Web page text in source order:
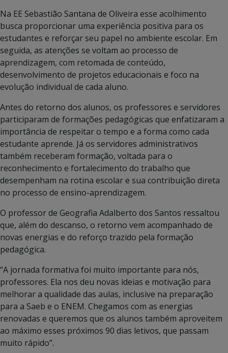
Na EE Sebastião Santana de Oliveira esse acolhimento
busca proporcionar uma experiência positiva para os
estudantes e reforçar seu papel no ambiente escolar. Em
seguida, as atenções se voltam ao processo de
aprendizagem, com retomada de conteúdo,
desenvolvimento de projetos educacionais e foco na
evolução individual de cada aluno.
Antes do retorno dos alunos, os professores e servidores
participaram de formações pedagógicas que enfatizaram a
importância de respeitar o tempo e a forma como cada
estudante aprende. Já os servidores administrativos
também receberam formação, voltada para o
reconhecimento e fortalecimento do trabalho que
desempenham na rotina escolar e sua contribuição direta
no processo de ensino-aprendizagem.
O professor de Geografia Adalberto dos Santos ressaltou
que, além do descanso, o retorno vem acompanhado de
novas energias e do reforço trazido pela formação
pedagógica.
“A jornada formativa foi muito importante para nós,
professores. Ela nos deu novas ideias e motivação para
melhorar a qualidade das aulas, inclusive na preparação
para a Saeb e o ENEM. Chegamos com as energias
renovadas e queremos que os alunos também aproveitem
ao máximo esses próximos 90 dias letivos, que passam
muito rápido”.